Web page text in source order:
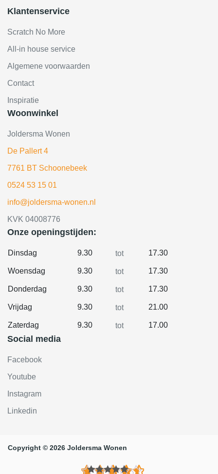
Klantenservice
Scratch No More
All-in house service
Algemene voorwaarden
Contact
Inspiratie
Woonwinkel
Joldersma Wonen
De Pallert 4
7761 BT Schoonebeek
0524 53 15 01
info@joldersma-wonen.nl
KVK 04008776
Onze openingstijden:
Dinsdag 9.30 tot 17.30
Woensdag 9.30 tot 17.30
Donderdag 9.30 tot 17.30
Vrijdag 9.30 tot 21.00
Zaterdag 9.30 tot 17.00
Social media
Facebook
Youtube
Instagram
Linkedin
Copyright © 2026 Joldersma Wonen